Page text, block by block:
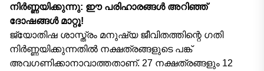
നിർണ്ണയിക്കുന്നു: ഈ പരിഹാരങ്ങൾ അറിഞ്ഞ്
ദോഷങ്ങൾ മാറ്റൂ!
ജ്യോതിഷ ശാസ്ത്രം മനുഷ്യ ജീവിതത്തിന്റെ ഗതി
നിർണ്ണയിക്കുന്നതിൽ നക്ഷത്രങ്ങളുടെ പങ്ക്
അവഗണിക്കാനാവാത്തതാണ്. 27 നക്ഷത്രങ്ങളും 12